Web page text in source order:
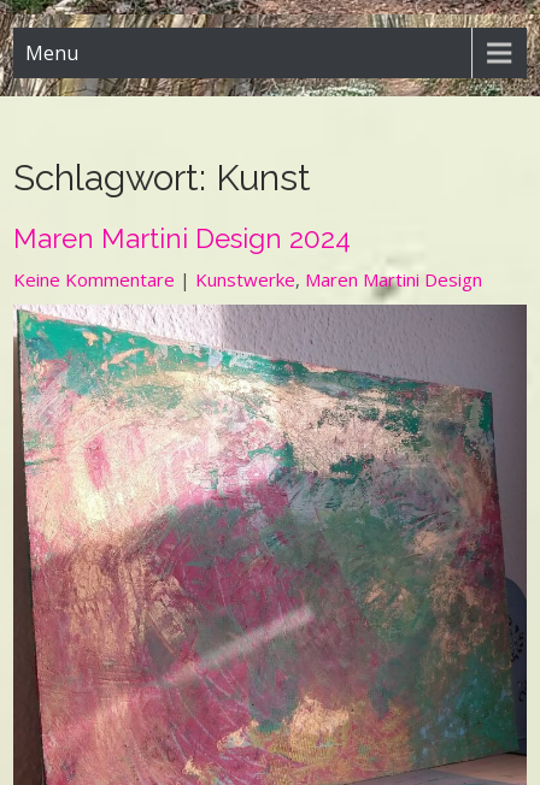
Menu
Schlagwort: Kunst
Maren Martini Design 2024
Keine Kommentare | Kunstwerke, Maren Martini Design